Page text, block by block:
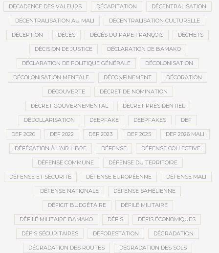
DÉCADENCE DES VALEURS DÉCAPITATION DÉCENTRALISATION
DÉCENTRALISATION AU MALI DÉCENTRALISATION CULTURELLE
DÉCEPTION DÉCÈS DÉCÈS DU PAPE FRANÇOIS DÉCHETS
DÉCISION DE JUSTICE DÉCLARATION DE BAMAKO
DÉCLARATION DE POLITIQUE GÉNÉRALE DÉCOLONISATION
DÉCOLONISATION MENTALE DÉCONFINEMENT DÉCORATION
DÉCOUVERTE DÉCRET DE NOMINATION
DÉCRET GOUVERNEMENTAL DÉCRET PRÉSIDENTIEL
DÉDOLLARISATION DEEPFAKE DEEPFAKES DEF
DEF 2020 DEF 2022 DEF 2023 DEF 2025 DEF 2026 MALI
DÉFÉCATION À L’AIR LIBRE DÉFENSE DÉFENSE COLLECTIVE
DÉFENSE COMMUNE DÉFENSE DU TERRITOIRE
DÉFENSE ET SÉCURITÉ DÉFENSE EUROPÉENNE DÉFENSE MALI
DÉFENSE NATIONALE DÉFENSE SAHÉLIENNE
DÉFICIT BUDGÉTAIRE DÉFILÉ MILITAIRE
DÉFILÉ MILITAIRE BAMAKO DÉFIS DÉFIS ÉCONOMIQUES
DÉFIS SÉCURITAIRES DÉFORESTATION DÉGRADATION
DÉGRADATION DES ROUTES DÉGRADATION DES SOLS